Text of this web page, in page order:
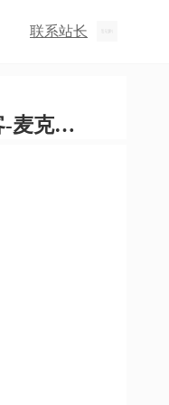
联系站长
件园